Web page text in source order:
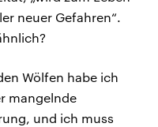
neuer Gefahren“.
Wölfen habe ich
mangelnde
und ich muss